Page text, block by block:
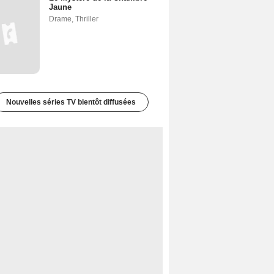
Jaune
Drame Thriller
Nouvelles séries TV bientôt diffusées